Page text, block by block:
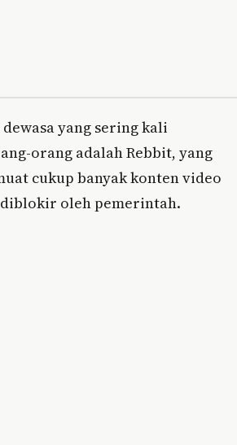
yang sering kali
orang adalah Rebbit, yang
cukup banyak konten video
oleh pemerintah.